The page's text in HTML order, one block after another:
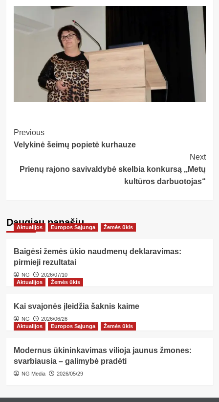
Post
Navigation
Previous
Velykinė šeimų popietė kurhauze
Next
Prienų rajono savivaldybė skelbia konkursą ,,Metų
kultūros darbuotojas“
Daugiau panašių…
Aktualijos Europos Sąjunga Žemės ūkis
Baigėsi žemės ūkio naudmenų deklaravimas:
pirmieji rezultatai
NG
2026/07/10
Aktualijos
Žemės ūkis
Kai svajonės įleidžia šaknis kaime
NG
2026/06/26
Aktualijos
Europos Sąjunga Žemės ūkis
Modernus ūkininkavimas vilioja jaunus žmones:
svarbiausia – galimybė pradėti
NG Media 2026/05/29